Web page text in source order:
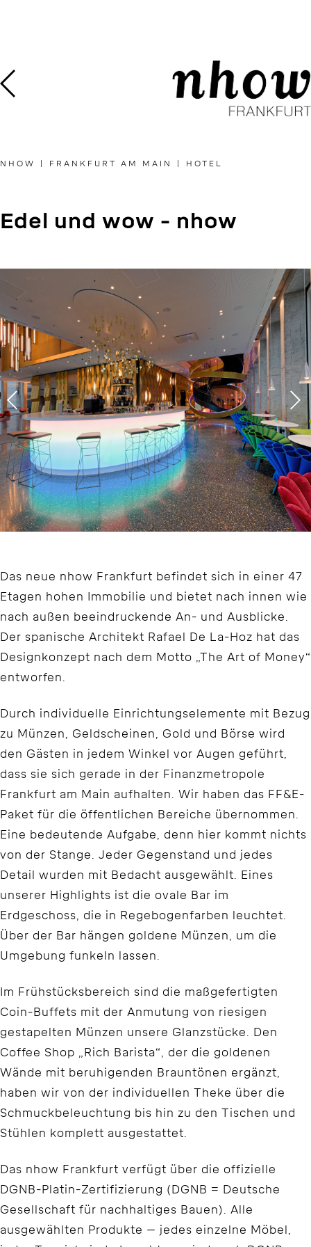
NHOW | FRANKFURT AM MAIN | HOTEL
Edel und wow - nhow
Das neue nhow Frankfurt befindet sich in einer 47
Etagen hohen Immobilie und bietet nach innen wie
nach außen beeindruckende An- und Ausblicke.
Der spanische Architekt Rafael De La-Hoz hat das
Designkonzept nach dem Motto „The Art of Money“
entworfen.
Durch individuelle Einrichtungselemente mit Bezug
zu Münzen, Geldscheinen, Gold und Börse wird
den Gästen in jedem Winkel vor Augen geführt,
dass sie sich gerade in der Finanzmetropole
Frankfurt am Main aufhalten. Wir haben das FF&E-
Paket für die öffentlichen Bereiche übernommen.
Eine bedeutende Aufgabe, denn hier kommt nichts
von der Stange. Jeder Gegenstand und jedes
Detail wurden mit Bedacht ausgewählt. Eines
unserer Highlights ist die ovale Bar im
Erdgeschoss, die in Regebogenfarben leuchtet.
Über der Bar hängen goldene Münzen, um die
Umgebung funkeln lassen.
Im Frühstücksbereich sind die maßgefertigten
Coin-Buffets mit der Anmutung von riesigen
gestapelten Münzen unsere Glanzstücke. Den
Coffee Shop „Rich Barista“, der die goldenen
Wände mit beruhigenden Brauntönen ergänzt,
haben wir von der individuellen Theke über die
Schmuckbeleuchtung bis hin zu den Tischen und
Stühlen komplett ausgestattet.
Das nhow Frankfurt verfügt über die offizielle
DGNB-Platin-Zertifizierung (DGNB = Deutsche
Gesellschaft für nachhaltiges Bauen). Alle
ausgewählten Produkte – jedes einzelne Möbel,